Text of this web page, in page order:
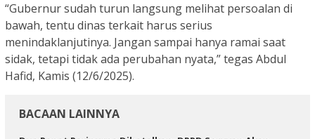
“Gubernur sudah turun langsung melihat persoalan di
bawah, tentu dinas terkait harus serius
menindaklanjutinya. Jangan sampai hanya ramai saat
sidak, tetapi tidak ada perubahan nyata,” tegas Abdul
Hafid, Kamis (12/6/2025).
BACAAN LAINNYA